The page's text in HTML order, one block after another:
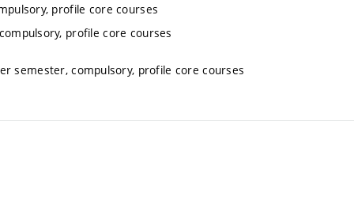
profile core courses
profile core courses
semester, compulsory, profile core courses